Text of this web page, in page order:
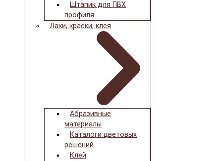
Штапик для ПВХ
профиля
Лаки, краски, клея
Абразивные
материалы
Каталоги цветовых
решений
Клей